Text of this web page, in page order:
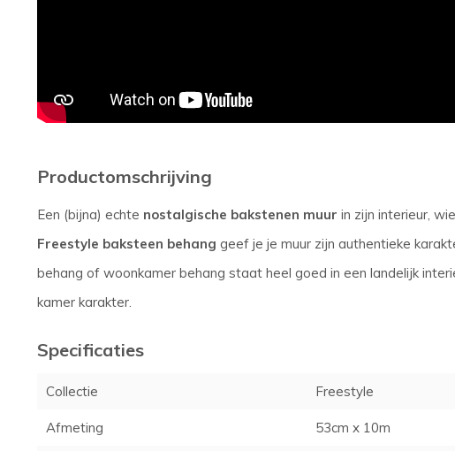
Productomschrijving
Een (bijna) echte nostalgische bakstenen muur in zijn interieur,
Freestyle baksteen behang geef je je muur zijn authentieke
behang of woonkamer behang staat heel goed in een landelijk
kamer karakter.
Specificaties
Collectie Freestyle
Afmeting 53cm x 10m